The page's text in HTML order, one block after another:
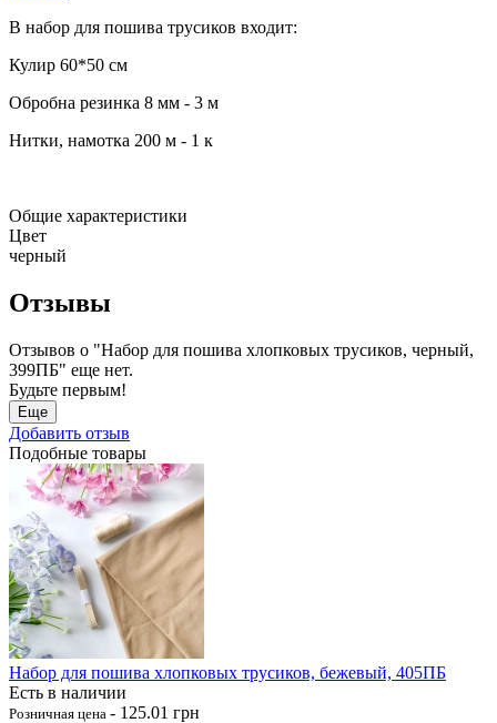
В набор для пошива трусиков входит:
Кулир 60*50 см
Обробна резинка 8 мм - 3 м
Нитки, намотка 200 м - 1 к
Общие характеристики
Цвет
черный
Отзывы
Отзывов о "Набор для пошива хлопковых трусиков, черный,
399ПБ" еще нет.
Будьте первым!
Еще
Добавить отзыв
Подобные товары
Набор для пошива хлопковых трусиков, бежевый, 405ПБ
Есть в наличии
Розничная цена - 125.01 грн